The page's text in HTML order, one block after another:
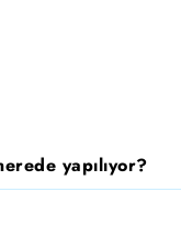
yapılıyor?